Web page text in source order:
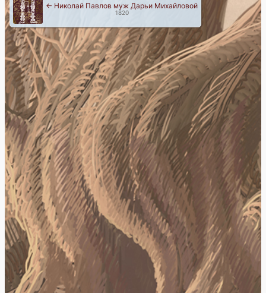
← Николай Павлов муж Дарьи Михайловой
1820